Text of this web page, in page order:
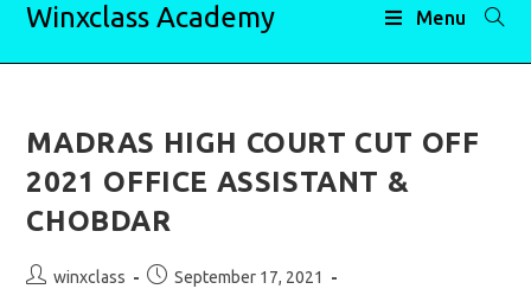
Winxclass Academy Menu
MADRAS HIGH COURT CUT OFF
2021 OFFICE ASSISTANT &
CHOBDAR
Postwinxclass
PostSeptember 17, 2021